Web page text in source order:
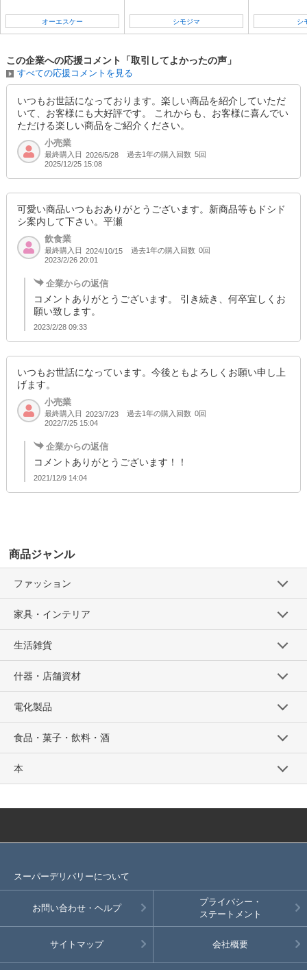
オーエスケー シモジマ シ
この企業への応援コメント「取引してよかったの声」
すべての応援コメントを見る
いつもお世話になっております。楽しい商品を紹介していただ
いて、お客様にも大好評です。 これからも、お客様に喜んでい
ただける楽しい商品をご紹介ください。
小売業
最終購入日 2026/5/28 過去1年の購入回数 5回
2025/12/25 15:08
可愛い商品いつもおありがとうございます。新商品等もドシド
シ案内して下さい。平瀬
飲食業
最終購入日 2024/10/15 過去1年の購入回数 0回
2023/2/26 20:01
企業からの返信
コメントありがとうございます。 引き続き、何卒宜しくお
願い致します。
2023/2/28 09:33
いつもお世話になっています。今後ともよろしくお願い申し上
げます。
小売業
最終購入日 2023/7/23 過去1年の購入回数 0回
2022/7/25 15:04
企業からの返信
コメントありがとうございます！！
2021/12/9 14:04
商品ジャンル
ファッション
家具・インテリア
生活雑貨
什器・店舗資材
電化製品
食品・菓子・飲料・酒
本
スーパーデリバリーについて
お問い合わせ・ヘルプ
プライバシー・
ステートメント
サイトマップ 会社概要